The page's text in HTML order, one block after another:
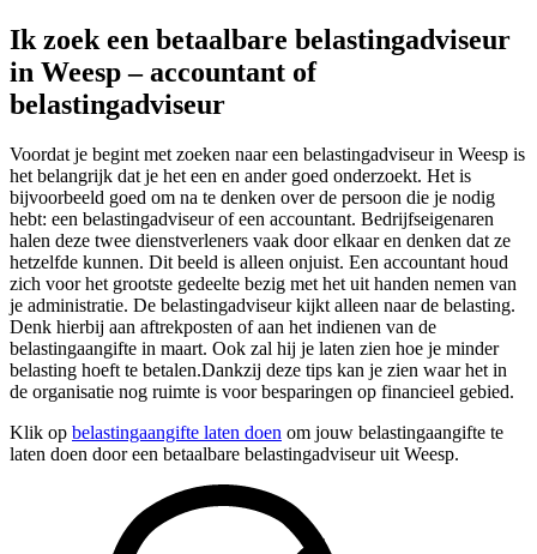
Ik zoek een betaalbare belastingadviseur
in Weesp – accountant of
belastingadviseur
Voordat je begint met zoeken naar een belastingadviseur in Weesp is
het belangrijk dat je het een en ander goed onderzoekt. Het is
bijvoorbeeld goed om na te denken over de persoon die je nodig
hebt: een belastingadviseur of een accountant. Bedrijfseigenaren
halen deze twee dienstverleners vaak door elkaar en denken dat ze
hetzelfde kunnen. Dit beeld is alleen onjuist. Een accountant houd
zich voor het grootste gedeelte bezig met het uit handen nemen van
je administratie. De belastingadviseur kijkt alleen naar de belasting.
Denk hierbij aan aftrekposten of aan het indienen van de
belastingaangifte in maart. Ook zal hij je laten zien hoe je minder
belasting hoeft te betalen.Dankzij deze tips kan je zien waar het in
de organisatie nog ruimte is voor besparingen op financieel gebied.
Klik op belastingaangifte laten doen om jouw belastingaangifte te
laten doen door een betaalbare belastingadviseur uit Weesp.